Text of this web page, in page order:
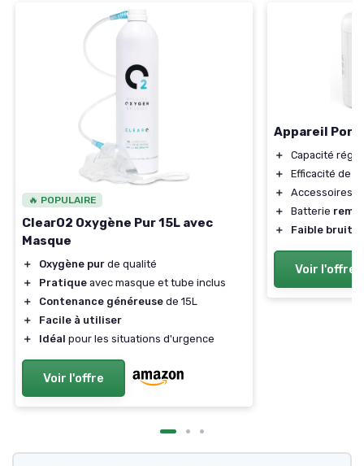
🔥 POPULAIRE
ClearO2 Oxygène Pur 15L avec
Masque
＋ Oxygène pur de qualité
＋
Pratique avec masque et tube inclus
＋
Contenance généreuse de 15L
＋
Facile à utiliser
＋
Idéal pour les situations d'urgence
Voir l'offre
Appareil
＋
Capacité
＋
Efficacité de
＋
Accessoires
＋
Batterie
＋
Faible bruit
Voir l'offre